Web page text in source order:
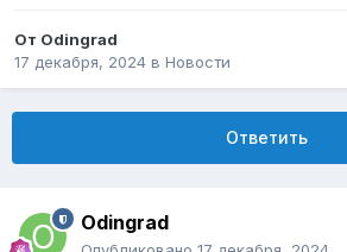
От Odingrad
17 декабря, 2024 в Новости
Ответить
Odingrad